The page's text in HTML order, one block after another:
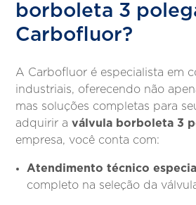
borboleta 3
Carbofluor?
A Carbofluor é especialista em
industriais, oferecendo não
mas soluções completas para
adquirir a válvula borboleta 3
empresa, você conta com:
Atendimento técnico
completo na seleção da